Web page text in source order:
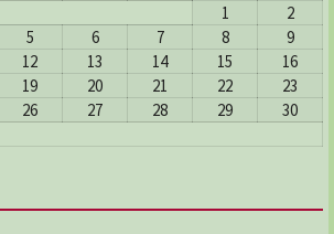
Mahallesi 23 Nısan Caddesi No:82
/ Samsun
1
2
5 6 7 8
9
12 13 14 15
16
19 20 21 22
23
26 27 28 29
30